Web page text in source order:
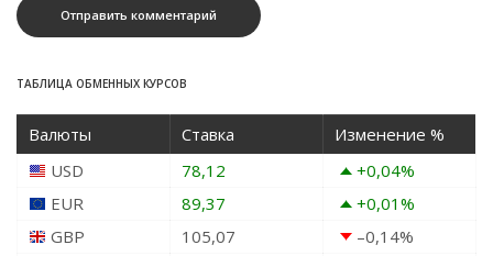
ТАБЛИЦА ОБМЕННЫХ КУРСОВ
Валюты Ставка
Изменение %
USD
78,12 +0,04%
EUR
89,37 +0,01%
GBP
105,07 –0,14%